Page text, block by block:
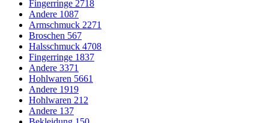
Fingerringe 2718
Andere 1087
Armschmuck 2271
Broschen 567
Halsschmuck 4708
Fingerringe 1837
Andere 3371
Hohlwaren 5661
Andere 1919
Hohlwaren 212
Andere 137